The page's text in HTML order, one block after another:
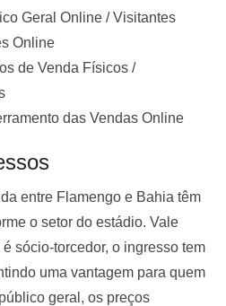
Geral Online / Visitantes
Online
de Venda Físicos /
das Vendas Online
entre Flamengo e Bahia têm
o setor do estádio. Vale
sócio-torcedor, o ingresso tem
uma vantagem para quem
geral, os preços